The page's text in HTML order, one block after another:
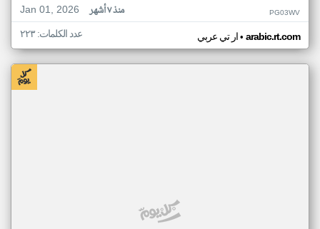
Jan 01, 2026
منذ ٧ أشهر PG03WV
ار تي عربي• arabic.rt.com عدد الكلمات: ٢٢٣